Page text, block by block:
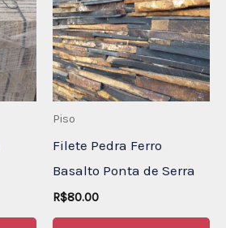
Piso
Filete Pedra Ferro
Basalto Ponta de Serra
R$80.00